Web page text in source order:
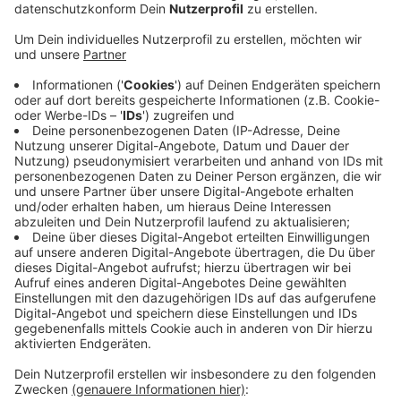
Hattingen, Witten und Schwelm - und die werden
häufig aufgesucht. Das Projekt besteht seit 3
Jahren. Bisher seien über 700 Menschen beraten
worden. Auch einige Familien mit Kindern haben
sich gemeldet, die keine Wohnung mehr hatten.
Der Beratungsbedarf werde insgesamt immer
größer. Es handle sich oft Menschen in "komplexen
Lebenslagen, die kaum Anschluss an soziale
Strukturen haben.", erklärt die zuständige Diakonie
Mark-Ruhr. Man unterstütze die Menschen bei der
Suche nach einer neuen Wohnung, finde Lösungen
für Mietschulden und komme ins Gespräch mit
Vermietern. Jetzt steht fest: Das Projekt wird bis
2027 verlängert.
Veröffentlicht:Donnerstag, 14.08.2025 17:34
Anzeige